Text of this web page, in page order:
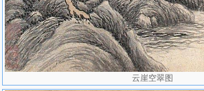
云崖空翠图